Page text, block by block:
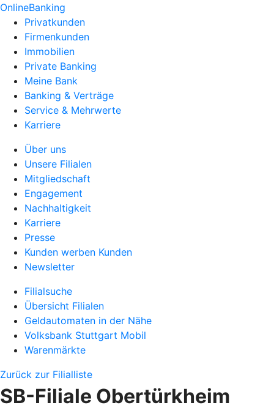
OnlineBanking
Privatkunden
Firmenkunden
Immobilien
Private Banking
Meine Bank
Banking & Verträge
Service & Mehrwerte
Karriere
Über uns
Unsere Filialen
Mitgliedschaft
Engagement
Nachhaltigkeit
Karriere
Presse
Kunden werben Kunden
Newsletter
Filialsuche
Übersicht Filialen
Geldautomaten in der Nähe
Volksbank Stuttgart Mobil
Warenmärkte
Zurück zur Filialliste
SB-Filiale Obertürkheim